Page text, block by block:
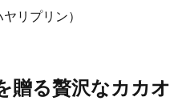
リプリン）
贈る贅沢なカカオ